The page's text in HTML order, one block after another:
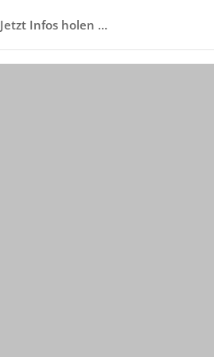
Jetzt Infos holen …